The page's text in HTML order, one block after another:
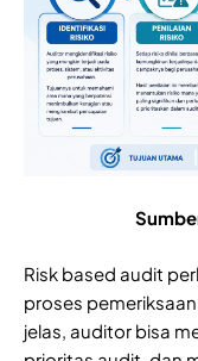
Risk based audit
proses
jelas, auditor bisa